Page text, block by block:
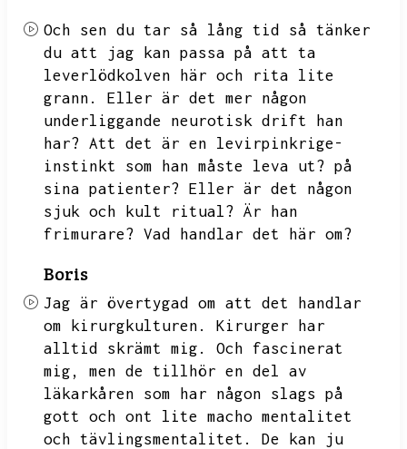
Och sen du tar så lång tid så tänker
du att jag kan passa på att ta
leverlödkolven här och rita lite
grann.
Eller är det mer någon
underliggande neurotisk drift han
har? Att det är en levirpinkrige-
instinkt som han måste leva ut? på
sina patienter? Eller är det någon
sjuk och kult ritual? Är han
frimurare? Vad handlar det här om?
Boris
Jag är övertygad om att det handlar
om kirurgkulturen.
Kirurger har
alltid skrämt mig.
Och fascinerat
mig,
men de tillhör en del av
läkarkåren som har någon slags på
gott och ont lite macho mentalitet
och tävlingsmentalitet.
De kan ju